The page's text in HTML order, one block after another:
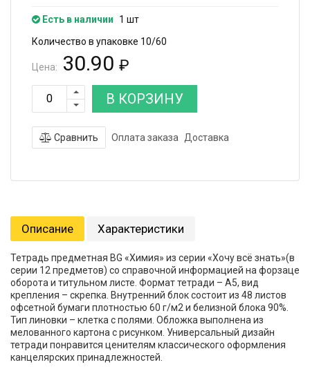
Есть в наличии
1 шт
Количество в упаковке 10/60
Цена: 30.90 ₽
В КОРЗИНУ
Сравнить Оплата заказа Доставка
Описание Характеристики
Тетрадь предметная BG «Химия» из серии «Хочу всё знать»(в
серии 12 предметов) со справочной информацией на форзаце
оборота и титульном листе. Формат тетради – А5, вид
крепления – скрепка. Внутренний блок состоит из 48 листов
офсетной бумаги плотностью 60 г/м2 и белизной блока 90%.
Тип линовки – клетка с полями. Обложка выполнена из
мелованного картона с рисунком. Универсальный дизайн
тетради понравится ценителям классического оформления
канцелярских принадлежностей.